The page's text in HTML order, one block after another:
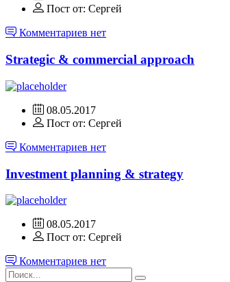
Пост от: Сергей
Комментариев нет
Strategic & commercial approach
08.05.2017
Пост от: Сергей
Комментариев нет
Investment planning & strategy
08.05.2017
Пост от: Сергей
Комментариев нет